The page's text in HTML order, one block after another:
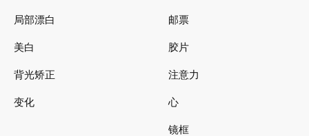
局部漂白
美白
背光矫正
变化
邮票
胶片
注意力
心
镜框